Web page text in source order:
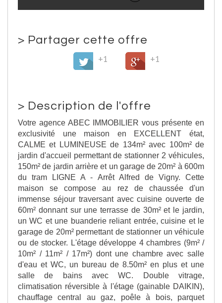
> Partager cette offre
+1
+1
> Description de l'offre
Votre agence ABEC IMMOBILIER vous présente en
exclusivité une maison en EXCELLENT état,
CALME et LUMINEUSE de 134m² avec 100m² de
jardin d'accueil permettant de stationner 2 véhicules,
150m² de jardin arrière et un garage de 20m² à 600m
du tram LIGNE A - Arrêt Alfred de Vigny. Cette
maison se compose au rez de chaussée d'un
immense séjour traversant avec cuisine ouverte de
60m² donnant sur une terrasse de 30m² et le jardin,
un WC et une buanderie reliant entrée, cuisine et le
garage de 20m² permettant de stationner un véhicule
ou de stocker. L'étage développe 4 chambres (9m² /
10m² / 11m² / 17m²) dont une chambre avec salle
d'eau et WC, un bureau de 8.50m² en plus et une
salle de bains avec WC. Double vitrage,
climatisation réversible à l'étage (gainable DAIKIN),
chauffage central au gaz, poêle à bois, parquet